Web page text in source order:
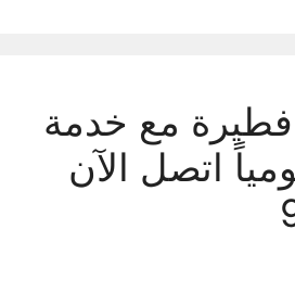
مع خدمة
اتصل الآن